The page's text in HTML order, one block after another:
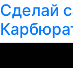
Сделай